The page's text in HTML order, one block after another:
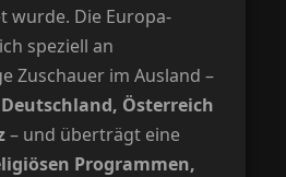
wurde. Die Europa-
speziell an
Zuschauer im Ausland –
Deutschland, Österreich
– und überträgt eine
Programmen,